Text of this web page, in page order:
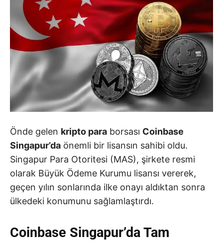
Önde gelen kripto para borsası Coinbase
Singapur’da önemli bir lisansın sahibi oldu.
Singapur Para Otoritesi (MAS), şirkete resmi
olarak Büyük Ödeme Kurumu lisansı vererek,
geçen yılın sonlarında ilke onayı aldıktan sonra
ülkedeki konumunu sağlamlaştırdı.
Coinbase Singapur’da Tam